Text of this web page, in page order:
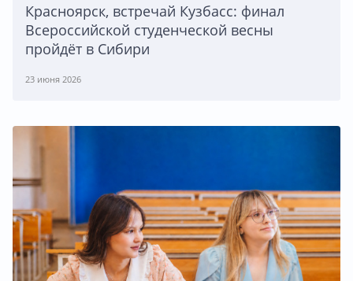
Красноярск, встречай Кузбасс: финал
Всероссийской студенческой весны
пройдёт в Сибири
23 июня 2026